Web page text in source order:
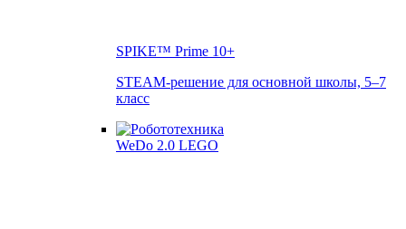
SPIKE™ Prime 10+
STEAM-решение для основной школы, 5–7
класс